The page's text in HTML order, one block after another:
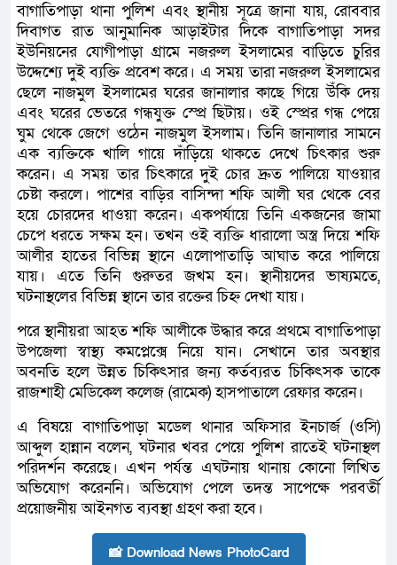
বাগাতিপাড়া থানা পুলিশ এবং স্থানীয় সূত্রে জানা যায়, রোববার
দিবাগত রাত আনুমানিক আড়াইটার দিকে বাগাতিপাড়া সদর
ইউনিয়নের যোগীপাড়া গ্রামে নজরুল ইসলামের বাড়িতে চুরির
উদ্দেশ্যে দুই ব্যক্তি প্রবেশ করে। এ সময় তারা নজরুল ইসলামের
ছেলে নাজমুল ইসলামের ঘরের জানালার কাছে গিয়ে উঁকি দেয়
এবং ঘরের ভেতরে গন্ধযুক্ত স্প্রে ছিটায়। ওই স্প্রের গন্ধ পেয়ে
ঘুম থেকে জেগে ওঠেন নাজমুল ইসলাম। তিনি জানালার সামনে
এক ব্যক্তিকে খালি গায়ে দাঁড়িয়ে থাকতে দেখে চিৎকার শুরু
করেন। এ সময় তার চিৎকারে দুই চোর দ্রুত পালিয়ে যাওয়ার
চেষ্টা করলে। পাশের বাড়ির বাসিন্দা শফি আলী ঘর থেকে বের
হয়ে চোরদের ধাওয়া করেন। একপর্যায়ে তিনি একজনের জামা
চেপে ধরতে সক্ষম হন। তখন ওই ব্যক্তি ধারালো অস্ত্র দিয়ে শফি
আলীর হাতের বিভিন্ন স্থানে এলোপাতাড়ি আঘাত করে পালিয়ে
যায়। এতে তিনি গুরুতর জখম হন। স্থানীয়দের ভাষ্যমতে,
ঘটনাস্থলের বিভিন্ন স্থানে তার রক্তের চিহ্ন দেখা যায়।
পরে স্থানীয়রা আহত শফি আলীকে উদ্ধার করে প্রথমে বাগাতিপাড়া
উপজেলা স্বাস্থ্য কমপ্লেক্সে নিয়ে যান। সেখানে তার অবস্থার
অবনতি হলে উন্নত চিকিৎসার জন্য কর্তব্যরত চিকিৎসক তাকে
রাজশাহী মেডিকেল কলেজ (রামেক) হাসপাতালে রেফার করেন।
এ বিষয়ে বাগাতিপাড়া মডেল থানার অফিসার ইনচার্জ (ওসি)
আব্দুল হান্নান বলেন, ঘটনার খবর পেয়ে পুলিশ রাতেই ঘটনাস্থল
পরিদর্শন করেছে। এখন পর্যন্ত এঘটনায় থানায় কোনো লিখিত
অভিযোগ করেননি। অভিযোগ পেলে তদন্ত সাপেক্ষে পরবর্তী
প্রয়োজনীয় আইনগত ব্যবস্থা গ্রহণ করা হবে।
📸 Download News PhotoCard